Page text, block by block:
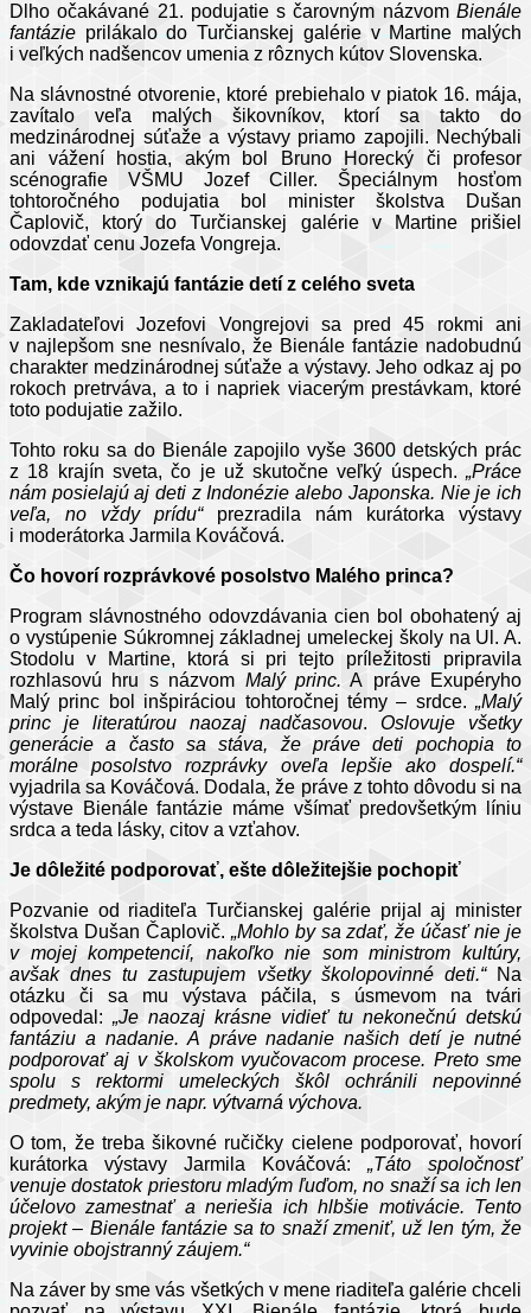
Dlho očakávané 21. podujatie s čarovným názvom Bienále
fantázie prilákalo do Turčianskej galérie v Martine malých
i veľkých nadšencov umenia z rôznych kútov Slovenska.
Na slávnostné otvorenie, ktoré prebiehalo v piatok 16. mája,
zavítalo veľa malých šikovníkov, ktorí sa takto do
medzinárodnej súťaže a výstavy priamo zapojili. Nechýbali
ani vážení hostia, akým bol Bruno Horecký či profesor
scénografie VŠMU Jozef Ciller. Špeciálnym hosťom
tohtoročného podujatia bol minister školstva Dušan
Čaplovič, ktorý do Turčianskej galérie v Martine prišiel
odovzdať cenu Jozefa Vongreja.
Tam, kde vznikajú fantázie detí z celého sveta
Zakladateľovi Jozefovi Vongrejovi sa pred 45 rokmi ani
v najlepšom sne nesnívalo, že Bienále fantázie nadobudnú
charakter medzinárodnej súťaže a výstavy. Jeho odkaz aj po
rokoch pretrváva, a to i napriek viacerým prestávkam, ktoré
toto podujatie zažilo.
Tohto roku sa do Bienále zapojilo vyše 3600 detských prác
z 18 krajín sveta, čo je už skutočne veľký úspech. „Práce
nám posielajú aj deti z Indonézie alebo Japonska. Nie je ich
veľa, no vždy prídu“ prezradila nám kurátorka výstavy
i moderátorka Jarmila Kováčová.
Čo hovorí rozprávkové posolstvo Malého princa?
Program slávnostného odovzdávania cien bol obohatený aj
o vystúpenie Súkromnej základnej umeleckej školy na Ul. A.
Stodolu v Martine, ktorá si pri tejto príležitosti pripravila
rozhlasovú hru s názvom Malý princ. A práve Exupéryho
Malý princ bol inšpiráciou tohtoročnej témy – srdce. „Malý
princ je literatúrou naozaj nadčasovou. Oslovuje všetky
generácie a často sa stáva, že práve deti pochopia to
morálne posolstvo rozprávky oveľa lepšie ako dospelí.“
vyjadrila sa Kováčová. Dodala, že práve z tohto dôvodu si na
výstave Bienále fantázie máme všímať predovšetkým líniu
srdca a teda lásky, citov a vzťahov.
Je dôležité podporovať, ešte dôležitejšie pochopiť
Pozvanie od riaditeľa Turčianskej galérie prijal aj minister
školstva Dušan Čaplovič. „Mohlo by sa zdať, že účasť nie je
v mojej kompetencií, nakoľko nie som ministrom kultúry,
avšak dnes tu zastupujem všetky školopovinné deti.“ Na
otázku či sa mu výstava páčila, s úsmevom na tvári
odpovedal: „Je naozaj krásne vidieť tu nekonečnú detskú
fantáziu a nadanie. A práve nadanie našich detí je nutné
podporovať aj v školskom vyučovacom procese. Preto sme
spolu s rektormi umeleckých škôl ochránili nepovinné
predmety, akým je napr. výtvarná výchova.
O tom, že treba šikovné ručičky cielene podporovať, hovorí
kurátorka výstavy Jarmila Kováčová: „Táto spoločnosť
venuje dostatok priestoru mladým ľuďom, no snaží sa ich len
účelovo zamestnať a neriešia ich hlbšie motivácie. Tento
projekt – Bienále fantázie sa to snaží zmeniť, už len tým, že
vyvinie obojstranný záujem.“
Na záver by sme vás všetkých v mene riaditeľa galérie chceli